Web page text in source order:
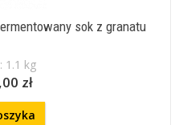
sok z granatu
1.1 kg
zł